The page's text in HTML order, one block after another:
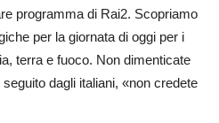
programma di Rai2. Scopriamo
per la giornata di oggi per i
terra e fuoco. Non dimenticate
dagli italiani, «non credete